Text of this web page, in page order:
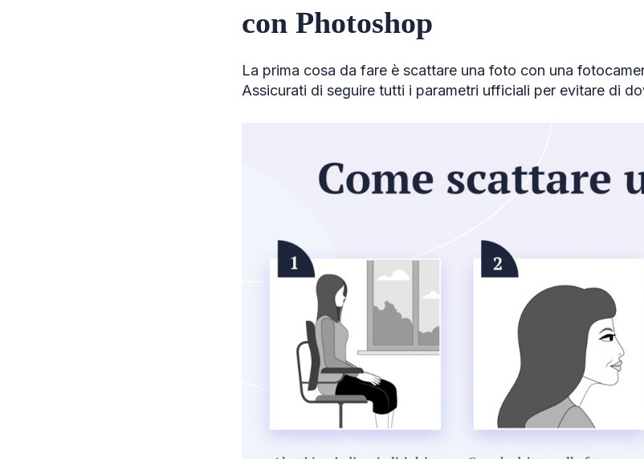
con Photoshop
La prima cosa da fare è scattare una foto con una
Assicurati di seguire tutti i parametri ufficiali per evitare di